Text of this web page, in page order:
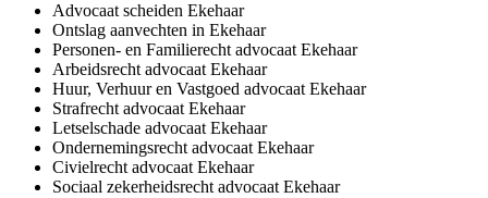
Advocaat scheiden Ekehaar
Ontslag aanvechten in Ekehaar
Personen- en Familierecht advocaat Ekehaar
Arbeidsrecht advocaat Ekehaar
Huur, Verhuur en Vastgoed advocaat Ekehaar
Strafrecht advocaat Ekehaar
Letselschade advocaat Ekehaar
Ondernemingsrecht advocaat Ekehaar
Civielrecht advocaat Ekehaar
Sociaal zekerheidsrecht advocaat Ekehaar